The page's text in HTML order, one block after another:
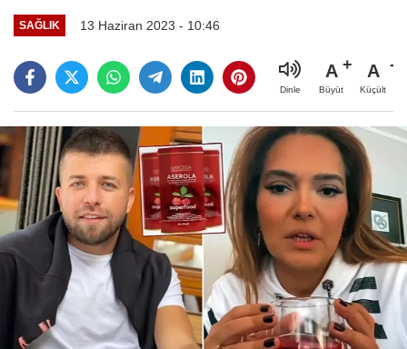
SAĞLIK 13 Haziran 2023 - 10:46
Dinle
A
Büyüt
A
Küçült